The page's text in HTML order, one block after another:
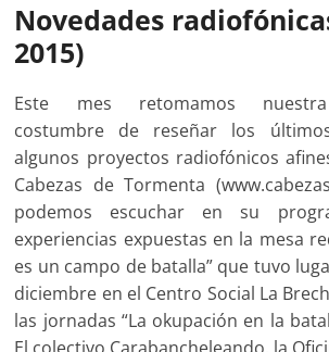
Novedades
2015)
Este mes retomamos
costumbre de reseñar los
algunos proyectos radiofónicos
Cabezas de Tormenta
podemos escuchar en su
experiencias expuestas en la mesa
es un campo de batalla” que tuvo
diciembre en el Centro Social La
las jornadas “La okupación en la